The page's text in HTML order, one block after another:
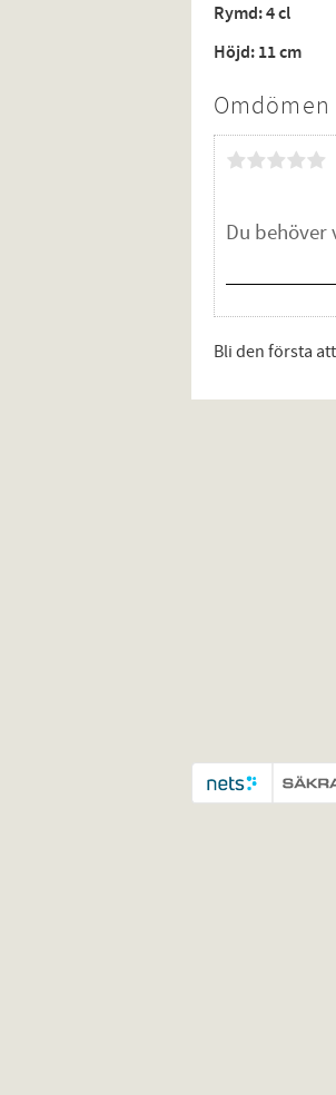
Rymd: 4 cl
Höjd: 11 cm
Omdömen
Bli den första